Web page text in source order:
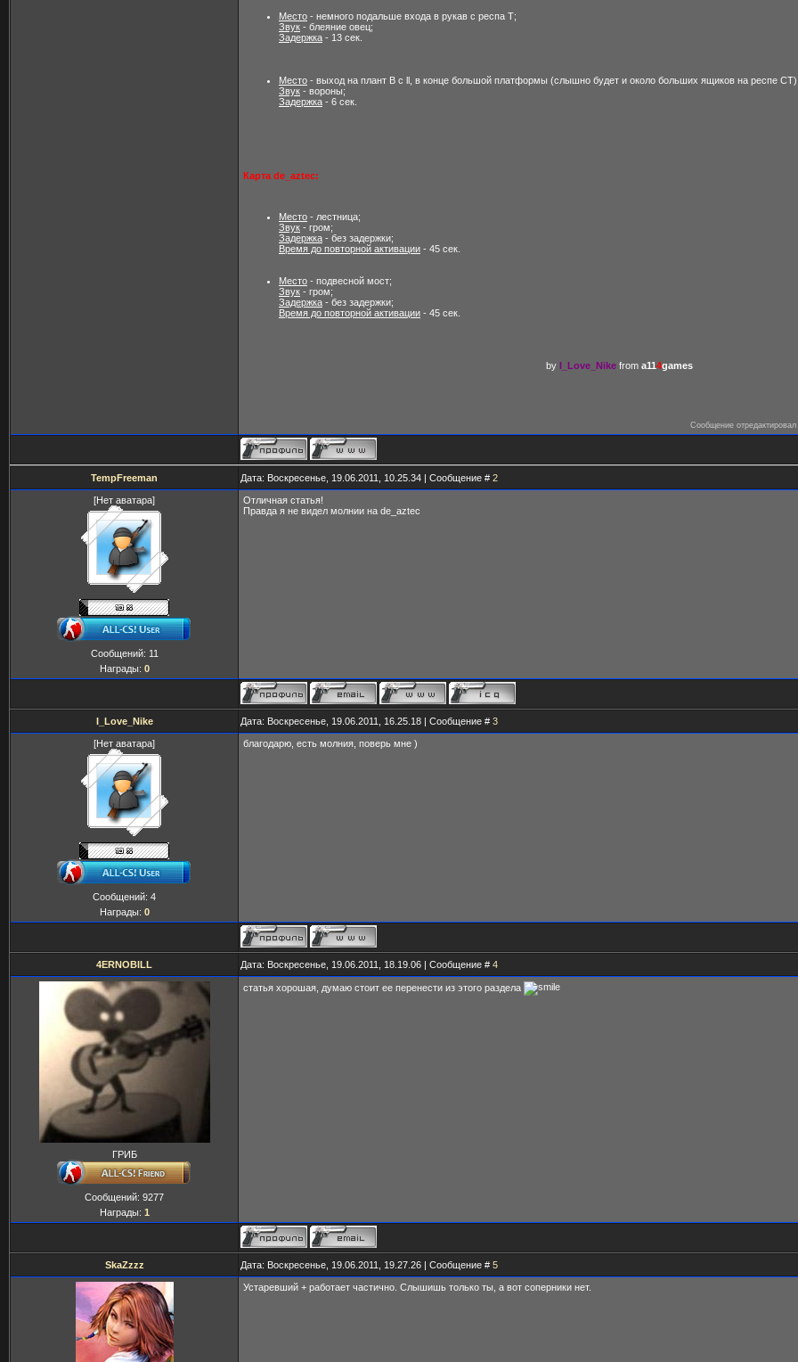
Место - немного подальше входа в рукав с респа Т;
Звук - блеяние овец;
Задержка - 13 сек.
Место - выход на плант B с ll, в конце большой платформы (слышно будет и около больших ящиков на респе
Звук - вороны;
Задержка - 6 сек.
Карта de_aztec:
Место - лестница;
Звук - гром;
Задержка - без задержки;
Время до повторной активации - 45 сек.
Место - подвесной мост;
Звук - гром;
Задержка - без задержки;
Время до повторной активации - 45 сек.
by I_Love_Nike from a114games
Сообщение отредактировал
TempFreeman Дата: Воскресенье, 19.06.2011, 10.25.34 | Сообщение # 2
[Нет аватара]
Сообщений: 11
Награды: 0
Отличная статья!
Правда я не видел молнии на de_aztec
I_Love_Nike Дата: Воскресенье, 19.06.2011, 16.25.18 | Сообщение # 3
[Нет аватара]
Сообщений: 4
Награды: 0
благодарю, есть молния, поверь мне )
4ERNOBILL Дата: Воскресенье, 19.06.2011, 18.19.06 | Сообщение # 4
ГРИБ
Сообщений: 9277
Награды: 1
статья хорошая, думаю стоит ее перенести из этого раздела
SkaZzzz Дата: Воскресенье, 19.06.2011, 19.27.26 | Сообщение # 5
Устаревший + работает частично. Слышишь только ты, а вот соперники нет.